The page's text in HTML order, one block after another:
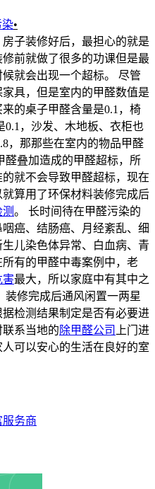
染•
子装修好后，最担心的就是
前就做了很多的功课但是最
就会出现一个超标。 尽管
具，但是室内的甲醛数值是
的桌子甲醛含量是0.1，椅
0.1，沙发、木地板、衣柜也
，那那些在室内的物品甲醛
醛叠加造成的甲醛超标，所
就不会导致甲醛超标，现在
算用了环保材料装修完成后
。 长时间待在甲醛污染的
癌、结肠癌、月经紊乱、细
儿染色体异常、白血病、青
有的甲醛中毒案例中，老
害最大，所以家庭中有其中之
修完成后通风闲置一两星
检测结果制定是否有必要进
系当地的除甲醛公司
上门进
可以安心的生活在良好的室